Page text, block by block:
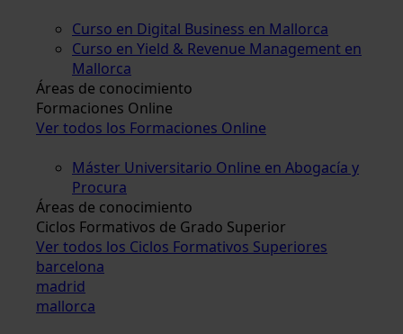
Curso en Digital Business en Mallorca
Curso en Yield & Revenue Management en
Mallorca
Áreas de conocimiento
Formaciones Online
Ver todos los Formaciones Online
Máster Universitario Online en Abogacía y
Procura
Áreas de conocimiento
Ciclos Formativos de Grado Superior
Ver todos los Ciclos Formativos Superiores
barcelona
madrid
mallorca